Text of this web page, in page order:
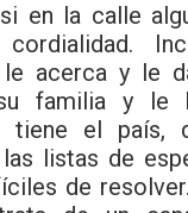
en la calle
acerca y le
familia y le
tiene el país,
listas de
de